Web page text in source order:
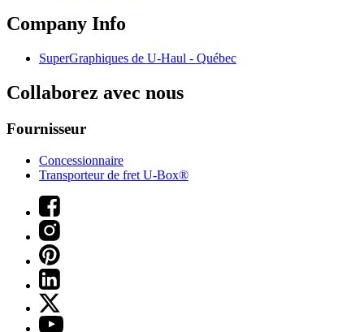
Company Info
SuperGraphiques de U-Haul - Québec
Collaborez avec nous
Fournisseur
Concessionnaire
Transporteur de fret U-Box®